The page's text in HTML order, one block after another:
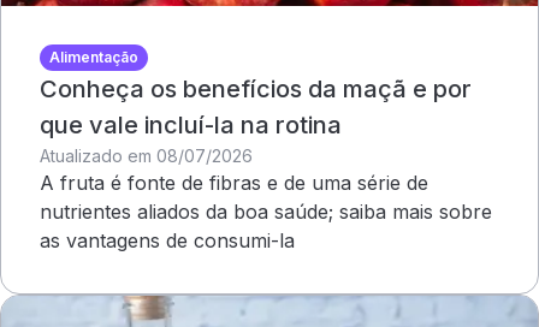
Alimentação
Conheça os benefícios da maçã e por
que vale incluí-la na rotina
Atualizado em 08/07/2026
A fruta é fonte de fibras e de uma série de
nutrientes aliados da boa saúde; saiba mais sobre
as vantagens de consumi-la